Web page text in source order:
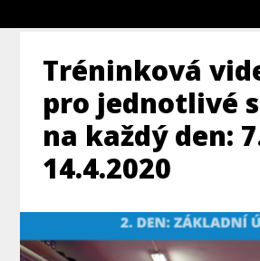
Tréninková
pro jednotlivé
na každý den:
14.4.2020